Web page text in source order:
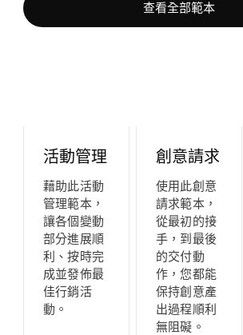
查看全部範本
活動管理
藉助此活動
管理範本，
讓各個變動
部分進展順
利、按時完
成並發佈最
佳行銷活
動。
創意請求
使用此創意
請求範本，
從最初的接
手，到最後
的交付動
作，您都能
保持創意產
出過程順利
無阻礙。